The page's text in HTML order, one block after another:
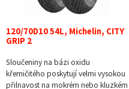
120/70D10 54L, Michelin, CITY
GRIP 2
Sloučeniny na bázi oxidu
křemičitého poskytují velmi vysokou
přilnavost na mokrém nebo kluzkém